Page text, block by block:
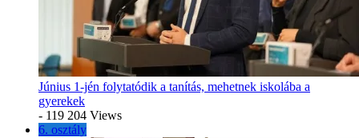
Június 1-jén folytatódik a tanítás, mehetnek iskolába a
gyerekek
- 119 204 Views
6. osztály